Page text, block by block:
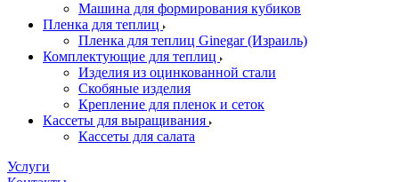
Машина для формирования кубиков
Пленка для теплиц
Пленка для теплиц Ginegar (Израиль)
Комплектующие для теплиц
Изделия из оцинкованной стали
Скобяные изделия
Крепление для пленок и сеток
Кассеты для выращивания
Кассеты для салата
Услуги